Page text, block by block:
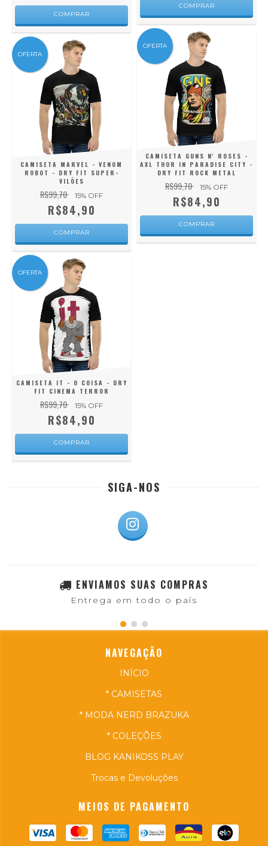
COMPRAR
COMPRAR
OFERTA
CAMISETA MARVEL - VENOM
ROBOT - DRY FIT SUPER-
VILÕES
R$99,70 15% OFF
R$84,90
COMPRAR
OFERTA
CAMISETA GUNS N' ROSES -
AXL THOR IN PARADISE CITY -
DRY FIT ROCK METAL
R$99,70 15% OFF
R$84,90
COMPRAR
OFERTA
CAMISETA IT - O COISA - DRY
FIT CINEMA TERROR
R$99,70 15% OFF
R$84,90
COMPRAR
SIGA-NOS
ENVIAMOS SUAS COMPRAS
Entrega em todo o país
NAVEGAÇÃO
INÍCIO
* CAMISETAS
* MODA NERD BRAZUKA
* COLEÇÕES
BLOG KANIKOSS PLAY
Trocas e Devoluções
MEIOS DE PAGAMENTO